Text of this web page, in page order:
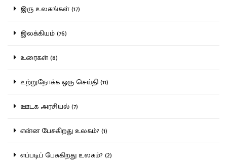
இரு உலகங்கள் (17)
இலக்கியம் (76)
உரைகள் (8)
உற்றுநோக்க ஒரு செய்தி (11)
ஊடக அரசியல் (7)
என்ன பேசுகிறது உலகம்? (1)
எப்படிப் பேசுகிறது உலகம்? (2)